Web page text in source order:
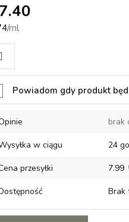
/ml
Powiadom gdy produkt
brak
w ciągu 24
przesyłki 7.99
Brak